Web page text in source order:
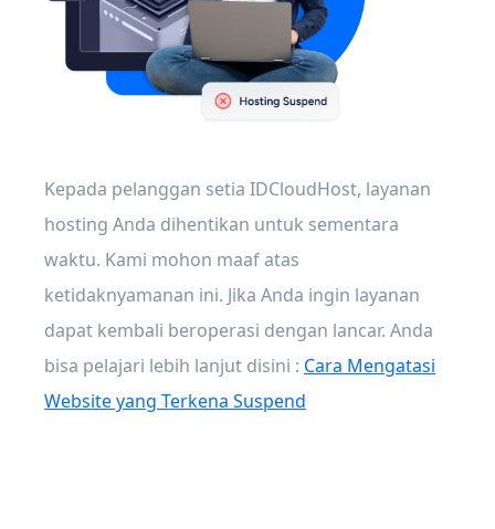
Kepada pelanggan setia IDCloudHost, layanan
hosting Anda dihentikan untuk sementara
waktu. Kami mohon maaf atas
ketidaknyamanan ini. Jika Anda ingin layanan
dapat kembali beroperasi dengan lancar. Anda
bisa pelajari lebih lanjut disini : Cara Mengatasi
Website yang Terkena Suspend